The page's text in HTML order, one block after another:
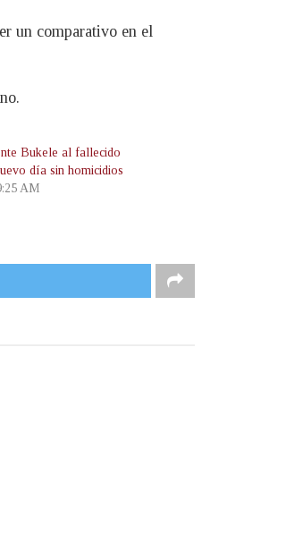
un comparativo en el
Bukele al fallecido
día sin homicidios
AM